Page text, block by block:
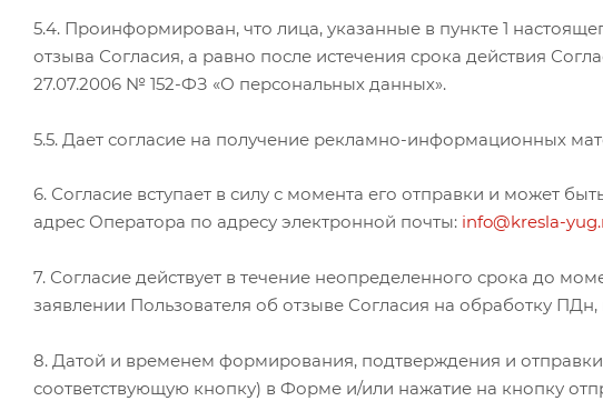
5.4. Проинформирован, что лица, указанные в пункте 1
отзыва Согласия, а равно после истечения срока действия
27.07.2006 № 152-ФЗ «О персональных данных».
5.5. Дает согласие на получение рекламно-информационных
6. Согласие вступает в силу с момента его отправки и может
адрес Оператора по адресу электронной почты: info@kresla-
7. Согласие действует в течение неопределенного срока до
заявлении Пользователя об отзыве Согласия на обработку
8. Датой и временем формирования, подтверждения и
соответствующую кнопку) в Форме и/или нажатие на кнопку